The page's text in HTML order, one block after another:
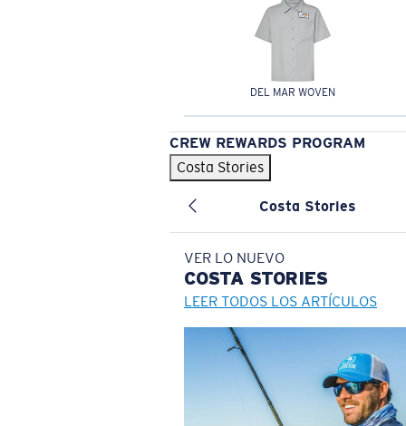
DEL MAR WOVEN
CREW REWARDS PROGRAM
Costa Stories
Costa Stories
VER LO NUEVO
COSTA STORIES
LEER TODOS LOS ARTÍCULOS